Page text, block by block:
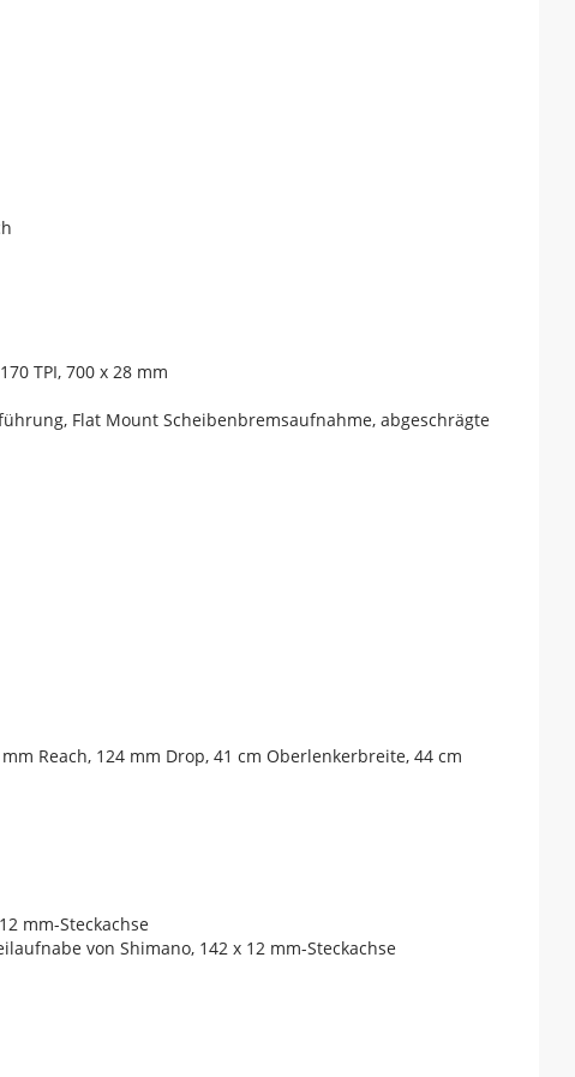
TPI, 700 x 28 mm
Flat Mount Scheibenbremsaufnahme, abgeschrägte
Reach, 124 mm Drop, 41 cm Oberlenkerbreite, 44 cm
mm-Steckachse
von Shimano, 142 x 12 mm-Steckachse